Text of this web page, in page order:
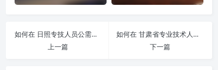
如何在 日照专技人员公需课培训平台-http://sdrz.gxk.yxlearning.com/ 平台快速完成学习任务？
上一篇
如何在 甘肃省专业技术人员继续教育培训网-https://jxjy.zygbxxpt.com/ 平台快速完成学习任务？
下一篇